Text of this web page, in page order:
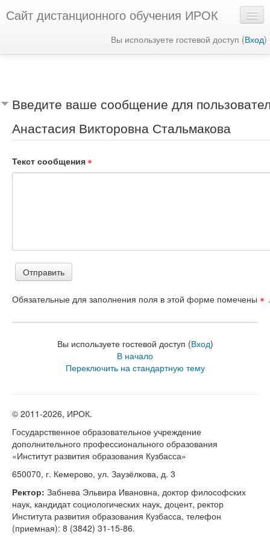
Сайт дистанционного обучения ИРОК
Вы используете гостевой доступ (Вход)
Введите ваше сообщение для
Анастасия Викторовна Стальмакова
Текст сообщения
Обязательные для заполнения поля в этой форме помечены .
Вы используете гостевой доступ (Вход)
В начало
Переключить на стандартную тему
© 2011-2026, ИРОК.
Государственное образовательное учреждение
дополнительного профессионального образования
«Институт развития образования Кузбасса»
650070, г. Кемерово, ул. Заузёлкова, д. 3
Ректор: Забнева Эльвира Ивановна, доктор философских
наук, кандидат социологических наук, доцент, ректор
Института развития образования Кузбасса, телефон
(приемная): 8 (3842) 31-15-86.